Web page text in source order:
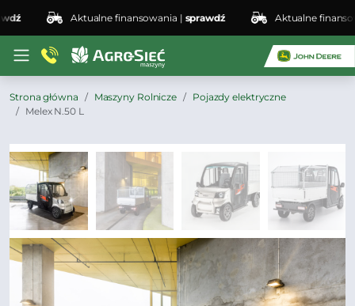
Aktualne finansowania |sprawdź Aktualne
Strona główna Maszyny Rolnicze
Pojazdy elektryczne
Melex N.50 L